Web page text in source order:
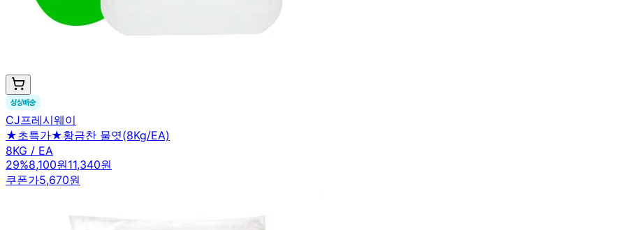
CJ프레시웨이
★초특가★황금찬 물엿(8Kg/EA)
8KG / EA
29%8,100원11,340원
쿠폰가5,670원